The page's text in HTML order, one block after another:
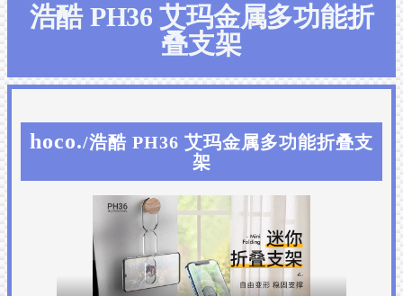
浩酷 PH36 艾玛金属多功能折
叠支架
hoco./浩酷 PH36 艾玛金属多功能折叠支
架